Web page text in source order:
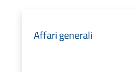
Affari generali